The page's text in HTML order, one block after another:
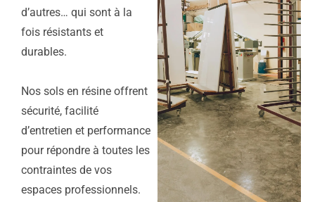
d’autres… qui sont à la
fois résistants et
durables.
Nos sols en résine offrent
sécurité, facilité
d’entretien et performance
pour répondre à toutes les
contraintes de vos
espaces professionnels.